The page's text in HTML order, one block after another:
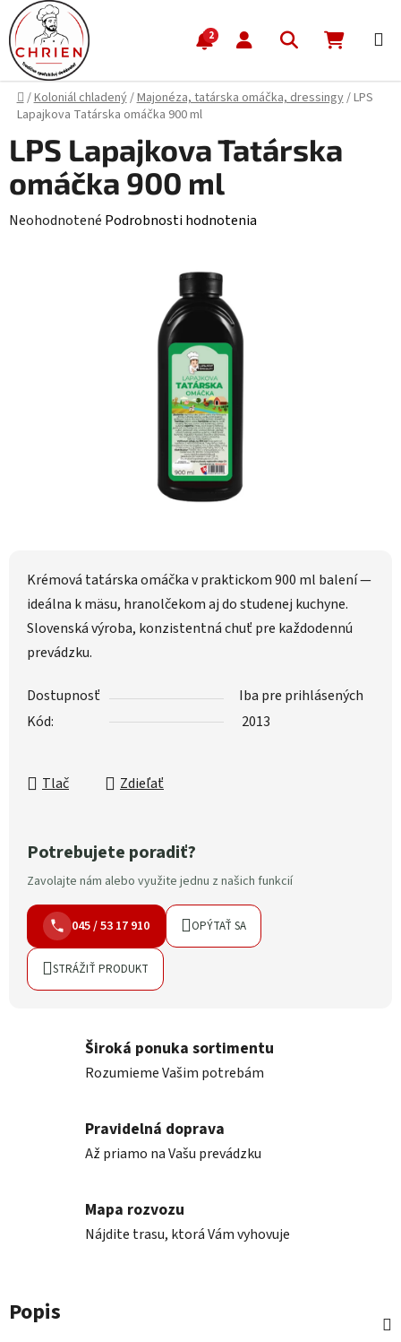
Prejsť na obsah
2 Hľadať
Domov
/Koloniál chladený/Majonéza, tatárska omáčka, dressingy/LPS
Lapajkova Tatárska omáčka 900 ml
Krémová tatárska omáčka v praktickom 900 ml balení —
ideálna k mäsu, hranolčekom aj do studenej kuchyne.
Slovenská výroba, konzistentná chuť pre každodennú
prevádzku.
Dostupnosť
Iba pre prihlásených
Kód:
2013
Tlač Zdieľať
Potrebujete poradiť?
Zavolajte nám alebo využite jednu z našich funkcií
045 / 53 17 910 OPÝTAŤ SA
STRÁŽIŤ PRODUKT
LPS Lapajkova Tatárska
omáčka 900 ml
Priemerné hodnotenie produktu je 0,0 z 5 hviezdičiek.
Neohodnotené Podrobnosti hodnotenia
Široká ponuka sortimentu
Rozumieme Vašim potrebám
Pravidelná doprava
Až priamo na Vašu prevádzku
Mapa rozvozu
Nájdite trasu, ktorá Vám vyhovuje
Popis